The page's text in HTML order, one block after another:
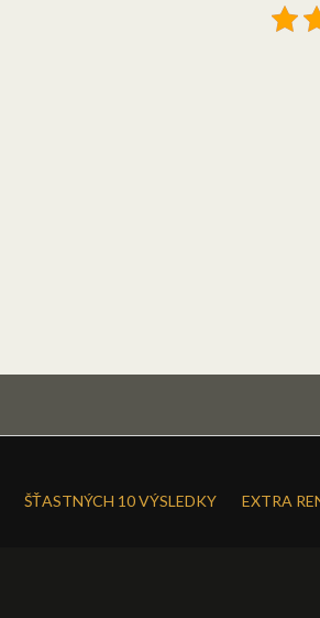
ŠŤASTNÝCH 10 VÝSLEDKY EXTRA